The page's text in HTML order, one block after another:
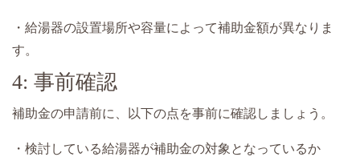
・給湯器の設置場所や容量によって補助金額が異なりま
す。
4: 事前確認
補助金の申請前に、以下の点を事前に確認しましょう。
・検討している給湯器が補助金の対象となっているか